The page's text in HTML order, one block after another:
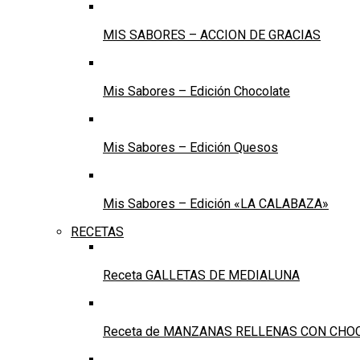
MIS SABORES – ACCION DE GRACIAS
Mis Sabores – Edición Chocolate
Mis Sabores – Edición Quesos
Mis Sabores – Edición «LA CALABAZA»
RECETAS
Receta GALLETAS DE MEDIALUNA
Receta de MANZANAS RELLENAS CON